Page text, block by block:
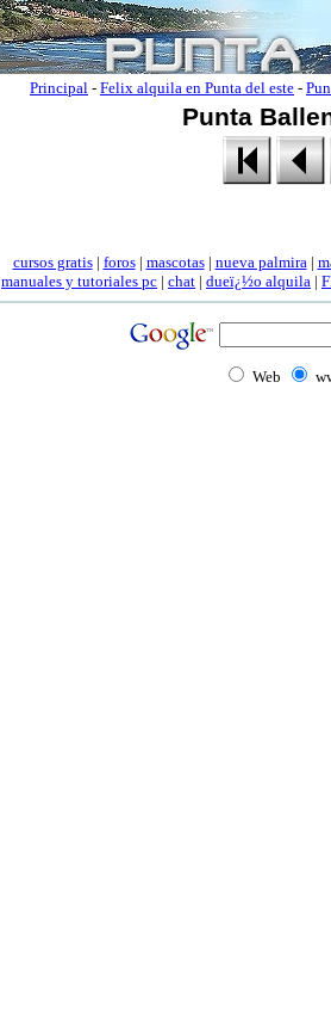
Principal - Felix alquila en Punta del este -
Punta
cursos gratis| foros| mascotas| nueva palmira|
manuales y tutoriales pc | chat | dueï¿½o alquila |
Web